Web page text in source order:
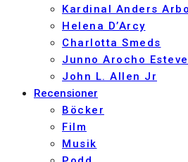
Kardinal Anders
Helena D’Arcy
Charlotta Smeds
Junno Arocho
John L. Allen Jr
Recensioner
Böcker
Film
Musik